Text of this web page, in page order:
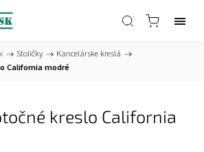
/ Stoličky / Kancelárske kreslá /
California modré
kreslo California